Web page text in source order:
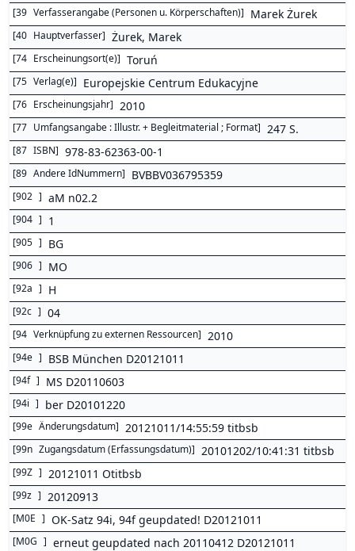
[39 Verfasserangabe (Personen u. Körperschaften)] Marek Żurek
[40 Hauptverfasser] Żurek, Marek
[74 Erscheinungsort(e)] Toruń
[75 Verlag(e)] Europejskie Centrum Edukacyjne
[76 Erscheinungsjahr] 2010
[77 Umfangsangabe : Illustr. + Begleitmaterial ; Format] 247 S.
[87 ISBN] 978-83-62363-00-1
[89 Andere IdNummern] BVBBV036795359
[902 ] aM n02.2
[904 ] 1
[905 ] BG
[906 ] MO
[92a ] H
[92c ] 04
[94 Verknüpfung zu externen Ressourcen] 2010
[94e ] BSB München D20121011
[94f ] MS D20110603
[94i ] ber D20101220
[99e Änderungsdatum] 20121011/14:55:59 titbsb
[99n Zugangsdatum (Erfassungsdatum)] 20101202/10:41:31 titbsb
[99Z ] 20121011 Otitbsb
[99z ] 20120913
[M0E ] OK-Satz 94i, 94f geupdated! D20121011
[M0G ] erneut geupdated nach 20110412 D20121011